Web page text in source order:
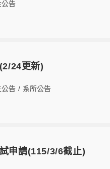
公告
24更新)
公告 / 系所公告
申請(115/3/6截止)